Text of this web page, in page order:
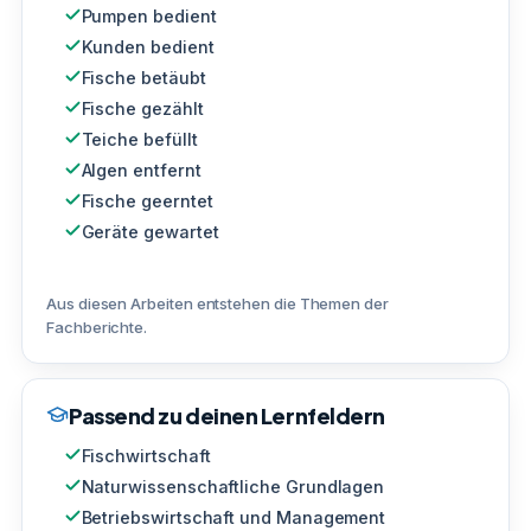
Pumpen bedient
Kunden bedient
Fische betäubt
Fische gezählt
Teiche befüllt
Algen entfernt
Fische geerntet
Geräte gewartet
Aus diesen Arbeiten entstehen die Themen der
Fachberichte.
Passend zu deinen Lernfeldern
Fischwirtschaft
Naturwissenschaftliche Grundlagen
Betriebswirtschaft und Management